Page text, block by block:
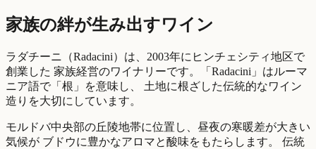
家族の絆が生み出すワイン
ラダチーニ（Radacini）は、2003年にヒンチェシティ地区で
創業した 家族経営のワイナリーです。「Radacini」はルーマ
ニア語で「根」を意味し、 土地に根ざした伝統的なワイン
造りを大切にしています。
モルドバ中央部の丘陵地帯に位置し、昼夜の寒暖差が大きい
気候が ブドウに豊かなアロマと酸味をもたらします。 伝統